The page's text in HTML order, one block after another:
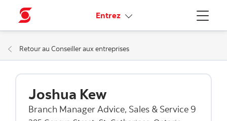
Menu
Entrez Liens connexes
Retour au Conseiller aux entreprises
Joshua Kew
Branch Manager Advice, Sales & Service 9